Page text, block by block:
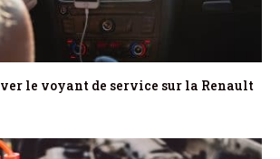
le voyant de service sur la Renault